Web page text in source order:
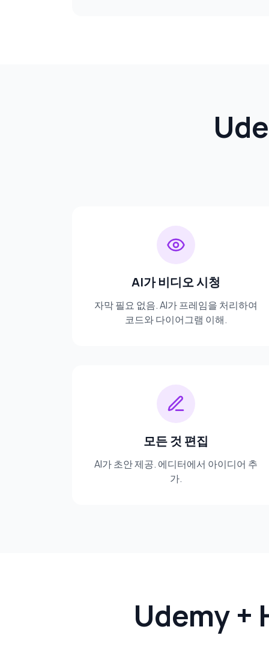
AI가 비디오 시청
자막 필요 없음. AI가 프레임을 처리하여
코드와 다이어그램 이해.
모든 것 편집
AI가 초안 제공. 에디터에서 아이디어 추
가.
Udemy +